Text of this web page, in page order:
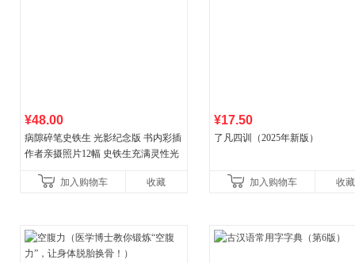
¥48.00
病隙碎笔史铁生 光影纪念版 书内彩插
作者亲摄照片12幅 史铁生充满灵性光
加入购物车
收藏
¥17.50
了凡四训（2025年新版）
加入购物车 收藏